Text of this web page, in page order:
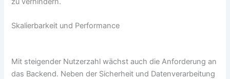
Skalierbarkeit und Performance
Mit steigender Nutzerzahl wächst auch die Anforderung an
das Backend. Neben der Sicherheit und Datenverarbeitung